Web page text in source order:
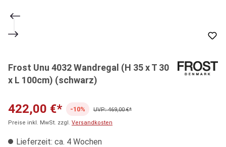
Frost Unu 4032 Wandregal (H 35 x T 30
x L 100cm) (schwarz)
422,00 €* -10%
UVP: 469,00 €*
Preise inkl. MwSt. zzgl. Versandkosten
Lieferzeit: ca. 4 Wochen